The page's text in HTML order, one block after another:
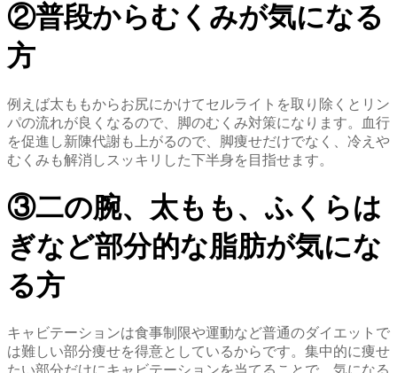
②普段からむくみが気になる
方
例えば太ももからお尻にかけてセルライトを取り除くとリン
パの流れが良くなるので、脚のむくみ対策になります。血行
を促進し新陳代謝も上がるので、脚痩せだけでなく、冷えや
むくみも解消しスッキリした下半身を目指せます。
③二の腕、太もも、ふくらは
ぎなど部分的な脂肪が気にな
る方
キャビテーションは食事制限や運動など普通のダイエットで
は難しい部分痩せを得意としているからです。集中的に痩せ